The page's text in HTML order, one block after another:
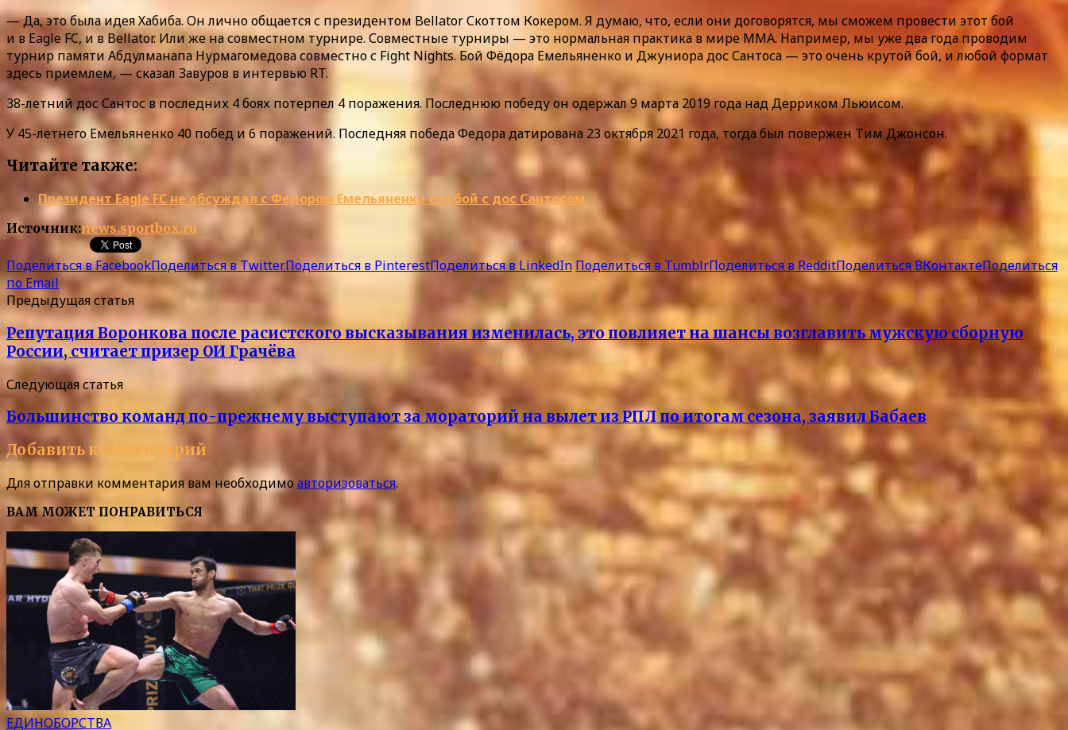
— Да, это была идея Хабиба. Он лично общается с президентом Bellator Скоттом Кокером. Я думаю, что, если они договорятся, мы сможем провести этот бой
и в Eagle FC, и в Bellator. Или же на совместном турнире. Совместные турниры — это нормальная практика в мире ММА. Например, мы уже два года проводим
турнир памяти Абдулманапа Нурмагомедова совместно с Fight Nights. Бой Фёдора Емельяненко и Джуниора дос Сантоса — это очень крутой бой, и любой формат
здесь приемлем, — сказал Завуров в интервью RT.
38-летний дос Сантос в последних 4 боях потерпел 4 поражения. Последнюю победу он одержал 9 марта 2019 года над Дерриком Льюисом.
У 45-летнего Емельяненко 40 побед и 6 поражений. Последняя победа Федора датирована 23 октября 2021 года, тогда был повержен Тим Джонсон.
Читайте также:
Президент Eagle FC не обсуждал с Федором Емельяненко его бой с дос Сантосом
Источник:news.sportbox.ru
Поделиться в FacebookПоделиться в TwitterПоделиться в PinterestПоделиться в LinkedIn Поделиться в TumblrПоделиться в RedditПоделиться ВКонтактеПоделиться
по Email
Предыдущая статья
Репутация Воронкова после расистского высказывания изменилась, это повлияет на шансы возглавить мужскую сборную
России, считает призер ОИ Грачёва
Следующая статья
Большинство команд по-прежнему выступают за мораторий на вылет из РПЛ по итогам сезона, заявил Бабаев
Добавить комментарий
Для отправки комментария вам необходимо авторизоваться.
ВАМ МОЖЕТ ПОНРАВИТЬСЯ
ЕДИНОБОРСТВА